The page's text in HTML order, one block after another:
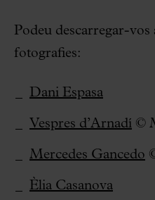
Podeu descarregar-vos
fotografies:
Dani Espasa
Vespres d’Arnadí ©
Mercedes Gancedo
Èlia Casanova